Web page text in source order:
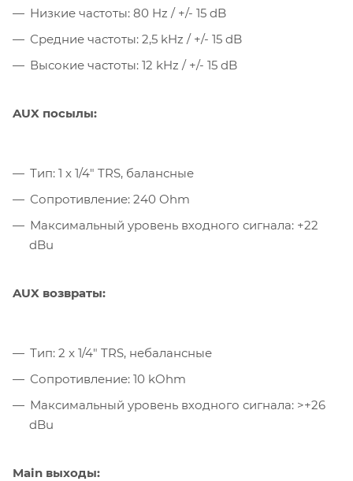
Низкие частоты: 80 Hz / +/- 15 dB
Средние частоты: 2,5 kHz / +/- 15 dB
Высокие частоты: 12 kHz / +/- 15 dB
AUX посылы:
Тип: 1 x 1/4" TRS, балансные
Сопротивление: 240 Ohm
Максимальный уровень входного сигнала: +22
dBu
AUX возвраты:
Тип: 2 x 1/4" TRS, небалансные
Сопротивление: 10 kOhm
Максимальный уровень входного сигнала: >+26
dBu
Main выходы: